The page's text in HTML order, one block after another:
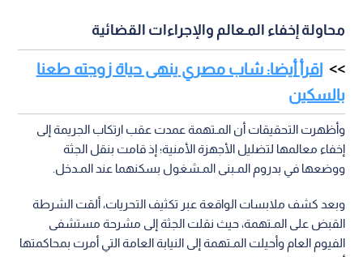
محاولة إخفاء المـعالم والإجراءات القضائية
اقرأ أيضا: شاب مصري ينهى حياة زوجته طعنا
بالسكين
وأظهرت التحقيقات أن المـتهمة عمدت عقب ارتكاب الجريمة إلى
إخفاء معالمها لتضليل الأجهزة الأمنية؛ إذ قامت بنقل الجثة
ووضعها في بدروم المـبنى المـشغول بسكنهما عند المـدخل.
وبعد كشف ملابسات الواقعة عبر تكثيف التحريات، ألقت الشرطة
القبض على المـتهمة، حيث نقلت الجثة إلى مشرحة مستشفى
الفيوم العام وأحيلت المـتهمة إلى النيابة العامة التي أمرت بمحاكمتها